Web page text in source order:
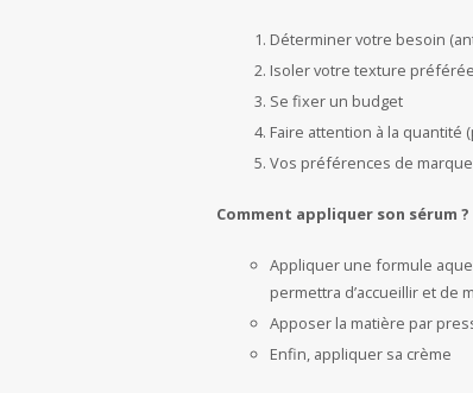
Déterminer votre besoin
Isoler votre texture
Se fixer un budget
Faire attention à la
Vos préférences de marque
Comment appliquer son sérum ?
Appliquer une formule
permettra d’accueillir et de
Apposer la matière par
Enfin, appliquer sa crème